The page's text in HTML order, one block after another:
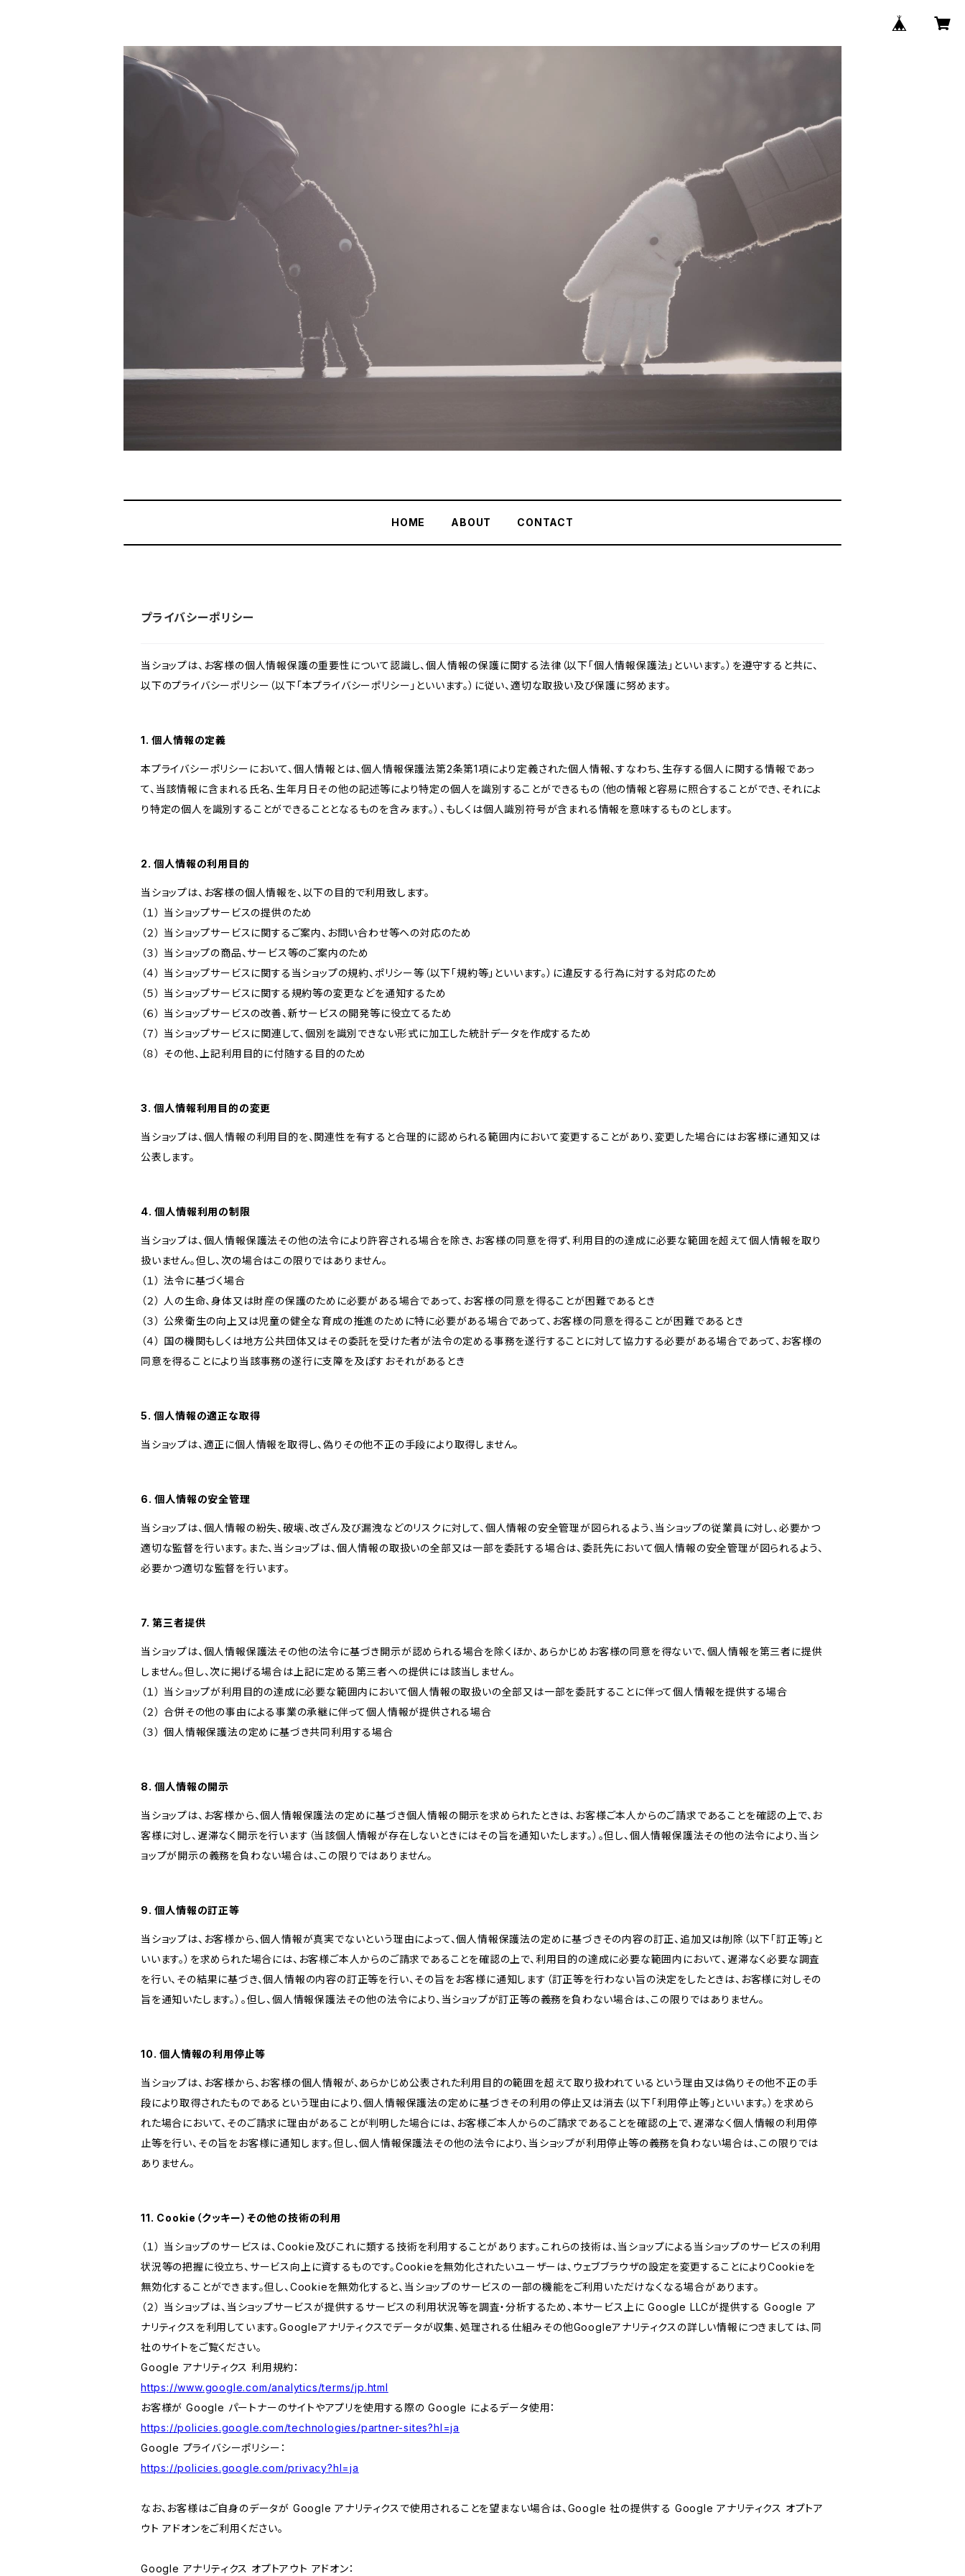
HOME ABOUT CONTACT
プライバシーポリシー
当ショップは、お客様の個人情報保護の重要性について認識し、個人情報の保護に関する法律（以下「個人情報保護法」といいます。）を遵守すると共に、
以下のプライバシーポリシー（以下「本プライバシーポリシー」といいます。）に従い、適切な取扱い及び保護に努めます。
1. 個人情報の定義
本プライバシーポリシーにおいて、個人情報とは、個人情報保護法第2条第1項により定義された個人情報、すなわち、生存する個人に関する情報であっ
て、当該情報に含まれる氏名、生年月日その他の記述等により特定の個人を識別することができるもの（他の情報と容易に照合することができ、それによ
り特定の個人を識別することができることとなるものを含みます。）、もしくは個人識別符号が含まれる情報を意味するものとします。
2. 個人情報の利用目的
当ショップは、お客様の個人情報を、以下の目的で利用致します。
（１） 当ショップサービスの提供のため
（２） 当ショップサービスに関するご案内、お問い合わせ等への対応のため
（３） 当ショップの商品、サービス等のご案内のため
（４） 当ショップサービスに関する当ショップの規約、ポリシー等（以下「規約等」といいます。）に違反する行為に対する対応のため
（５） 当ショップサービスに関する規約等の変更などを通知するため
（６） 当ショップサービスの改善、新サービスの開発等に役立てるため
（７） 当ショップサービスに関連して、個別を識別できない形式に加工した統計データを作成するため
（８） その他、上記利用目的に付随する目的のため
3. 個人情報利用目的の変更
当ショップは、個人情報の利用目的を、関連性を有すると合理的に認められる範囲内において変更することがあり、変更した場合にはお客様に通知又は
公表します。
4. 個人情報利用の制限
当ショップは、個人情報保護法その他の法令により許容される場合を除き、お客様の同意を得ず、利用目的の達成に必要な範囲を超えて個人情報を取り
扱いません。但し、次の場合はこの限りではありません。
（１） 法令に基づく場合
（２） 人の生命、身体又は財産の保護のために必要がある場合であって、お客様の同意を得ることが困難であるとき
（３） 公衆衛生の向上又は児童の健全な育成の推進のために特に必要がある場合であって、お客様の同意を得ることが困難であるとき
（４） 国の機関もしくは地方公共団体又はその委託を受けた者が法令の定める事務を遂行することに対して協力する必要がある場合であって、お客様の
同意を得ることにより当該事務の遂行に支障を及ぼすおそれがあるとき
5. 個人情報の適正な取得
当ショップは、適正に個人情報を取得し、偽りその他不正の手段により取得しません。
6. 個人情報の安全管理
当ショップは、個人情報の紛失、破壊、改ざん及び漏洩などのリスクに対して、個人情報の安全管理が図られるよう、当ショップの従業員に対し、必要かつ
適切な監督を行います。また、当ショップは、個人情報の取扱いの全部又は一部を委託する場合は、委託先において個人情報の安全管理が図られるよう、
必要かつ適切な監督を行います。
7. 第三者提供
当ショップは、個人情報保護法その他の法令に基づき開示が認められる場合を除くほか、あらかじめお客様の同意を得ないで、個人情報を第三者に提供
しません。但し、次に掲げる場合は上記に定める第三者への提供には該当しません。
（１） 当ショップが利用目的の達成に必要な範囲内において個人情報の取扱いの全部又は一部を委託することに伴って個人情報を提供する場合
（２） 合併その他の事由による事業の承継に伴って個人情報が提供される場合
（３） 個人情報保護法の定めに基づき共同利用する場合
8. 個人情報の開示
当ショップは、お客様から、個人情報保護法の定めに基づき個人情報の開示を求められたときは、お客様ご本人からのご請求であることを確認の上で、お
客様に対し、遅滞なく開示を行います（当該個人情報が存在しないときにはその旨を通知いたします。）。但し、個人情報保護法その他の法令により、当シ
ョップが開示の義務を負わない場合は、この限りではありません。
9. 個人情報の訂正等
当ショップは、お客様から、個人情報が真実でないという理由によって、個人情報保護法の定めに基づきその内容の訂正、追加又は削除（以下「訂正等」と
いいます。）を求められた場合には、お客様ご本人からのご請求であることを確認の上で、利用目的の達成に必要な範囲内において、遅滞なく必要な調査
を行い、その結果に基づき、個人情報の内容の訂正等を行い、その旨をお客様に通知します（訂正等を行わない旨の決定をしたときは、お客様に対しその
旨を通知いたします。）。但し、個人情報保護法その他の法令により、当ショップが訂正等の義務を負わない場合は、この限りではありません。
10. 個人情報の利用停止等
当ショップは、お客様から、お客様の個人情報が、あらかじめ公表された利用目的の範囲を超えて取り扱われているという理由又は偽りその他不正の手
段により取得されたものであるという理由により、個人情報保護法の定めに基づきその利用の停止又は消去（以下「利用停止等」といいます。）を求めら
れた場合において、そのご請求に理由があることが判明した場合には、お客様ご本人からのご請求であることを確認の上で、遅滞なく個人情報の利用停
止等を行い、その旨をお客様に通知します。但し、個人情報保護法その他の法令により、当ショップが利用停止等の義務を負わない場合は、この限りでは
ありません。
11. Cookie（クッキー）その他の技術の利用
（１） 当ショップのサービスは、Cookie及びこれに類する技術を利用することがあります。これらの技術は、当ショップによる当ショップのサービスの利用
状況等の把握に役立ち、サービス向上に資するものです。Cookieを無効化されたいユーザーは、ウェブブラウザの設定を変更することによりCookieを
無効化することができます。但し、Cookieを無効化すると、当ショップのサービスの一部の機能をご利用いただけなくなる場合があります。
（２） 当ショップは、当ショップサービスが提供するサービスの利用状況等を調査・分析するため、本サービス上に Google LLCが提供する Google ア
ナリティクスを利用しています。Googleアナリティクスでデータが収集、処理される仕組みその他Googleアナリティクスの詳しい情報につきましては、同
社のサイトをご覧ください。
Google アナリティクス 利用規約：
https://www.google.com/analytics/terms/jp.html
お客様が Google パートナーのサイトやアプリを使用する際の Google によるデータ使用：
https://policies.google.com/technologies/partner-sites?hl=ja
Google プライバシーポリシー：
https://policies.google.com/privacy?hl=ja
なお、お客様はご自身のデータが Google アナリティクスで使用されることを望まない場合は、Google 社の提供する Google アナリティクス オプトア
ウト アドオンをご利用ください。
Google アナリティクス オプトアウト アドオン：